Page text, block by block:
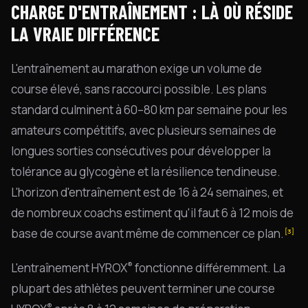
CHARGE D'ENTRAÎNEMENT : LÀ OÙ RÉSIDE
LA VRAIE DIFFÉRENCE
L'entraînement au marathon exige un volume de
course élevé, sans raccourci possible. Les plans
standard culminent à 60–80 km par semaine pour les
amateurs compétitifs, avec plusieurs semaines de
longues sorties consécutives pour développer la
tolérance au glycogène et la résilience tendineuse.
L'horizon d'entraînement est de 16 à 24 semaines, et
de nombreux coachs estiment qu'il faut 6 à 12 mois de
base de course avant même de commencer ce plan. [3]
L'entraînement HYROX® fonctionne différemment. La
plupart des athlètes peuvent terminer une course